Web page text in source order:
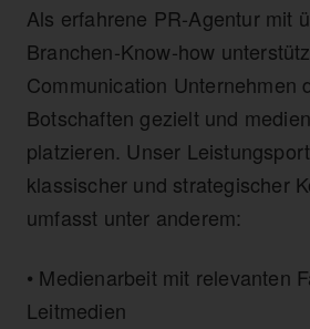
Als erfahrene PR-Agentur mit
Branchen-Know-how
Communication Unternehmen
Botschaften gezielt und
platzieren. Unser
klassischer und strategischer
umfasst unter anderem:
• Medienarbeit mit relevanten
Leitmedien